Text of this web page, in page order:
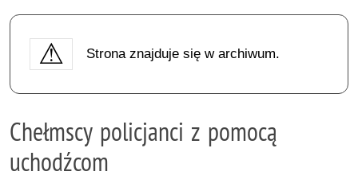
Strona znajduje się w archiwum.
Chełmscy policjanci z pomocą
uchodźcom